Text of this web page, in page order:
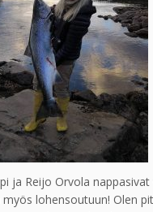
ja Reijo Orvola
lohensoutuun! Olen